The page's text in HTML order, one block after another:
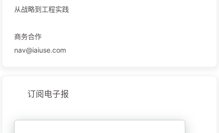
从战略到工程实践
商务合作
nav@iaiuse.com
订阅电子报